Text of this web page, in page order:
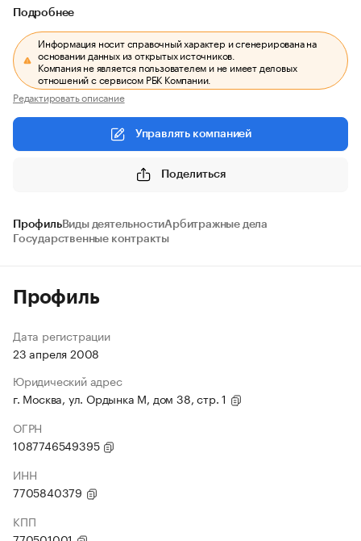
Подробнее
Информация носит справочный характер и сгенерирована на
основании данных из открытых источников.
Компания не является пользователем и не имеет деловых
отношений с сервисом РБК Компании.
Редактировать описание
Управлять компанией
Поделиться
ПрофильВиды деятельностиАрбитражные дела
Государственные контракты
Профиль
Дата регистрации
23 апреля 2008
Юридический адрес
г. Москва, ул. Ордынка М, дом 38, стр. 1
ОГРН
1087746549395
ИНН
7705840379
КПП